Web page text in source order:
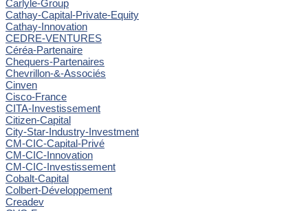
Carlyle-Group
Cathay-Capital-Private-Equity
Cathay-Innovation
CEDRE-VENTURES
Céréa-Partenaire
Chequers-Partenaires
Chevrillon-&-Associés
Cinven
Cisco-France
CITA-Investissement
Citizen-Capital
City-Star-Industry-Investment
CM-CIC-Capital-Privé
CM-CIC-Innovation
CM-CIC-Investissement
Cobalt-Capital
Colbert-Développement
Creadev